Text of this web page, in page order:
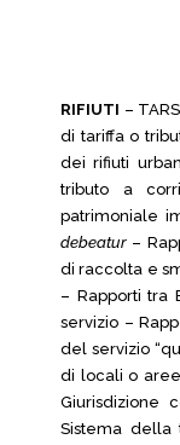
RIFIUTI –
di tariffa o
dei rifiuti
tributo a
patrimoniale
debeatur –
di raccolta e
– Rapporti tra
servizio –
del servizio
di locali o
Giurisdizione
Sistema della